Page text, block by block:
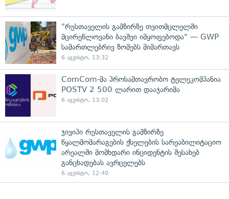
"რუსთაველის გამზირზე თვითმცლელში
მცირეწლოვანი ბავშვი იმყოფებოდა" — GWP
სამართლებრივ ზომებს მიმართავს
6 აგვისტო, 13:32
ComCom-მა პროსამთავრობო ტელეკომპანია
POSTV 2 500 ლარით დააჯარიმა
6 აგვისტო, 13:02
ჯივიპი რუსთაველის გამზირზე
წყალმომარაგების ქსელების სარეაბილიტაციო
არეალში მომხდარი ინციდენტის შესახებ
განცხადებას ავრცელებს
6 აგვისტო, 12:40